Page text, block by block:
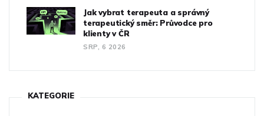
Jak vybrat terapeuta a správný
terapeutický směr: Průvodce pro
klienty v ČR
SRP, 6 2026
KATEGORIE